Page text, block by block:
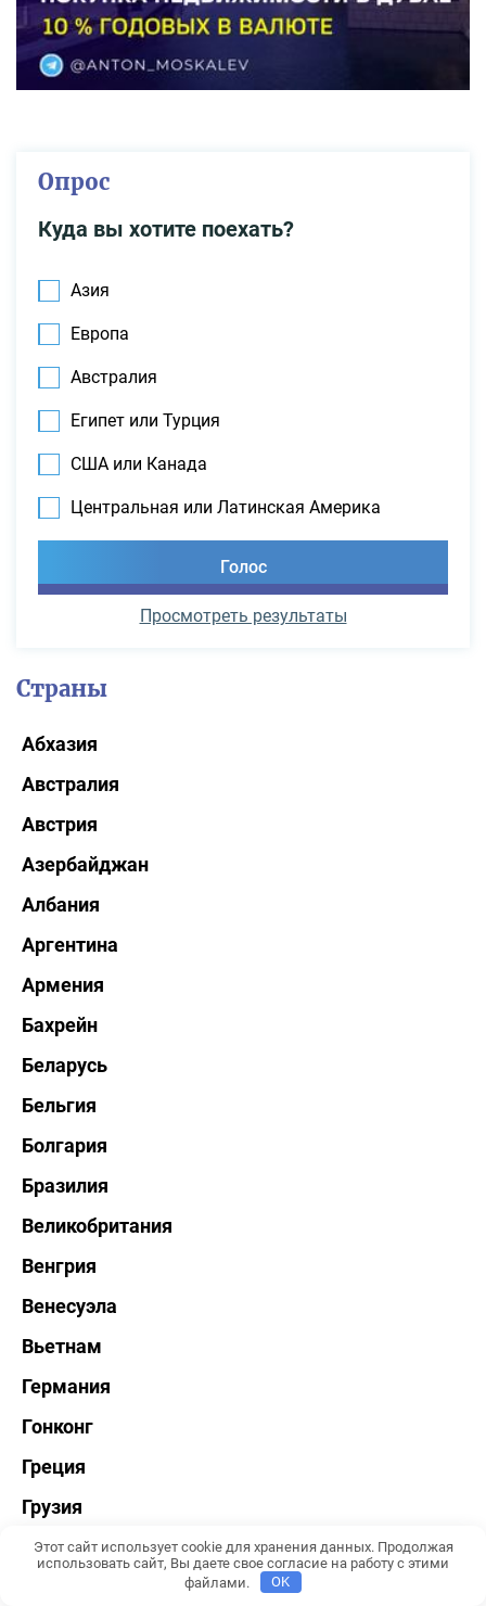
Опрос
Куда вы хотите поехать?
Азия
Европа
Австралия
Египет или Турция
США или Канада
Центральная или Латинская Америка
Просмотреть результаты
Страны
Абхазия
Австралия
Австрия
Азербайджан
Албания
Аргентина
Армения
Бахрейн
Беларусь
Бельгия
Болгария
Бразилия
Великобритания
Венгрия
Венесуэла
Вьетнам
Германия
Гонконг
Греция
Грузия
Дания
Этот сайт использует cookie для хранения данных. Продолжая
использовать сайт, Вы даете свое согласие на работу с этими
файлами.
OK